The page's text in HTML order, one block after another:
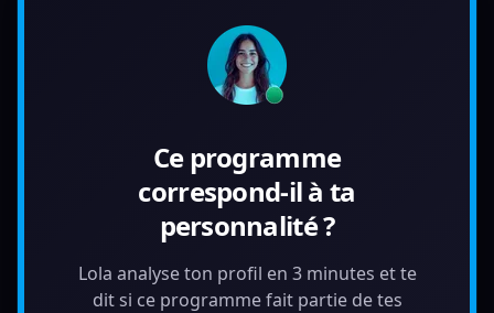
Ce programme
correspond-il à ta
personnalité ?
Lola analyse ton profil en 3 minutes et te
dit si ce programme fait partie de tes